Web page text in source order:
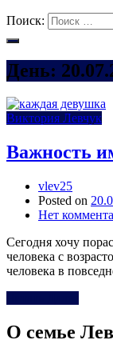
Поиск:
День:
Виктория Левчук
Важность
vlev25
Posted on
Нет
Сегодня хочу
человека с
человека в
О семье